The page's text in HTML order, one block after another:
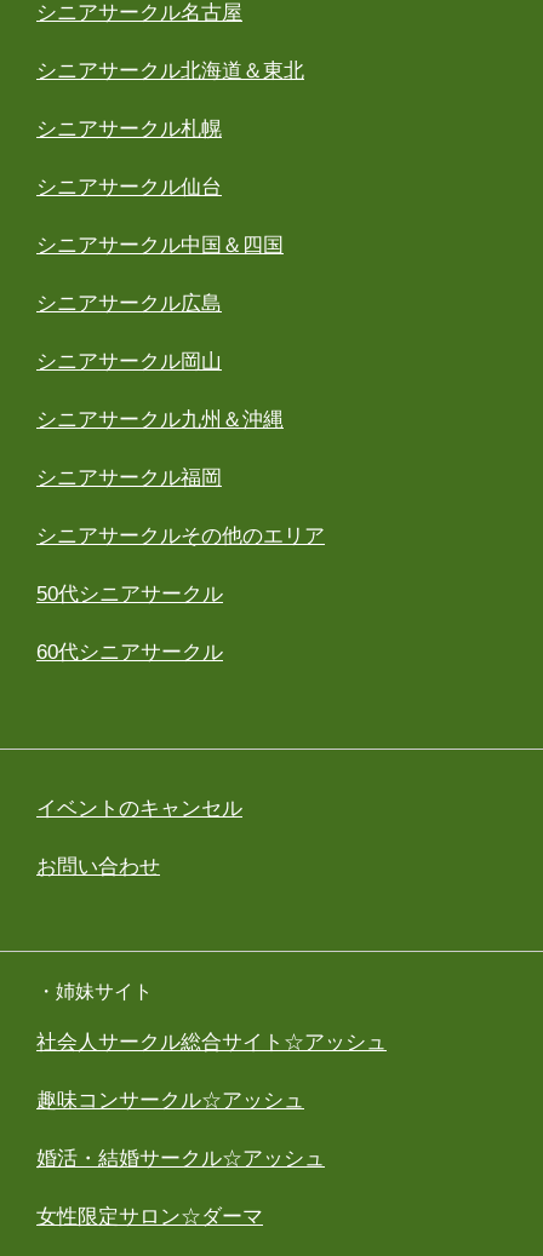
シニアサークル名古屋
シニアサークル北海道＆東北
シニアサークル札幌
シニアサークル仙台
シニアサークル中国＆四国
シニアサークル広島
シニアサークル岡山
シニアサークル九州＆沖縄
シニアサークル福岡
シニアサークルその他のエリア
50代シニアサークル
60代シニアサークル
イベントのキャンセル
お問い合わせ
・姉妹サイト
社会人サークル総合サイト☆アッシュ
趣味コンサークル☆アッシュ
婚活・結婚サークル☆アッシュ
女性限定サロン☆ダーマ